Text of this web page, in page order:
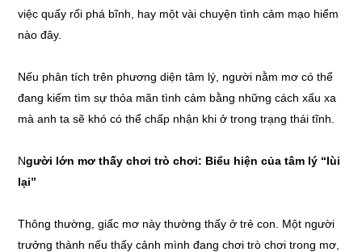
việc quấy rối phá bĩnh, hay một vài chuyện tình cảm mạo hiểm
nào đây.
Nếu phân tích trên phương diện tâm lý, người nằm mơ có thể
đang kiếm tìm sự thỏa mãn tình cảm bằng những cách xấu xa
mà anh ta sẽ khó có thể chấp nhận khi ở trong trạng thái tĩnh.
Người lớn mơ thấy chơi trò chơi: Biểu hiện của tâm lý “lùi
lại”
Thông thường, giấc mơ này thường thấy ở trẻ con. Một người
trưởng thành nếu thấy cảnh mình đang chơi trò chơi trong mơ,